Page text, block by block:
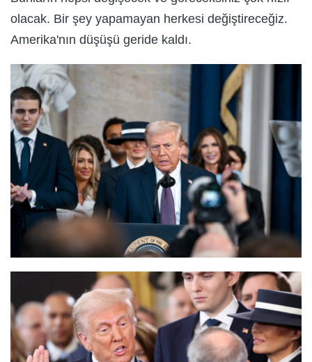
olacak. Bir şey yapamayan herkesi değiştireceğiz.
Amerika'nın düşüşü geride kaldı.